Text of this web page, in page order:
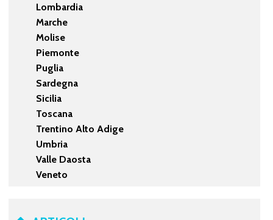
Lombardia
Marche
Molise
Piemonte
Puglia
Sardegna
Sicilia
Toscana
Trentino Alto Adige
Umbria
Valle Daosta
Veneto